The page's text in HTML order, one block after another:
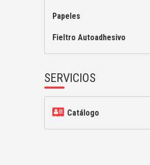
Papeles
Fieltro Autoadhesivo
SERVICIOS
Catálogo